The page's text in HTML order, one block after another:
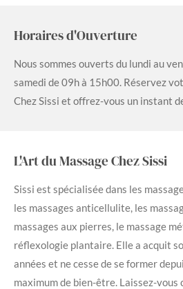
Horaires d'Ouverture
Nous sommes ouverts du lundi au
samedi de 09h à 15h00. Réservez
Chez Sissi et offrez-vous un instant
L'Art du Massage Chez Sissi
Sissi est spécialisée dans les
les massages anticellulite, les
massages aux pierres, le massage
réflexologie plantaire. Elle a acquit
années et ne cesse de se former
maximum de bien-être. Laissez-vous